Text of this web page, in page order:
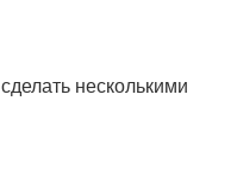
несколькими